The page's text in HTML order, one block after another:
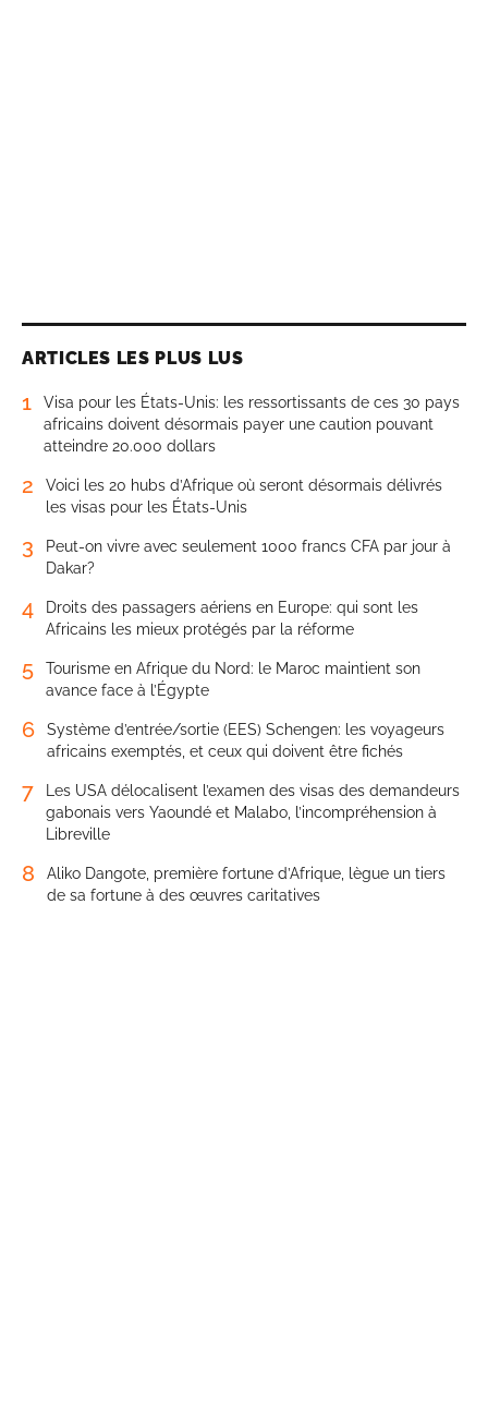
ARTICLES LES PLUS LUS
1
Visa pour les États-Unis: les ressortissants de ces 30 pays
africains doivent désormais payer une caution pouvant
atteindre 20.000 dollars
2
Voici les 20 hubs d’Afrique où seront désormais délivrés
les visas pour les États-Unis
3
Peut-on vivre avec seulement 1000 francs CFA par jour à
Dakar?
4
Droits des passagers aériens en Europe: qui sont les
Africains les mieux protégés par la réforme
5
Tourisme en Afrique du Nord: le Maroc maintient son
avance face à l’Égypte
6
Système d’entrée/sortie (EES) Schengen: les voyageurs
africains exemptés, et ceux qui doivent être fichés
7
Les USA délocalisent l’examen des visas des demandeurs
gabonais vers Yaoundé et Malabo, l’incompréhension à
Libreville
8
Aliko Dangote, première fortune d’Afrique, lègue un tiers
de sa fortune à des œuvres caritatives